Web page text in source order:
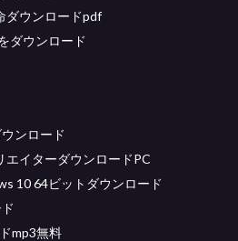
ダウンロードpdf
ダウンロード
ンロード
エイターダウンロードPC
10 64ビットダウンロード
mp3無料